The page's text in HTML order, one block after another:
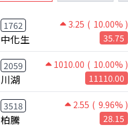
1762 3.25 ( 10.00% )
中化生 35.75
2059 1010.00 ( 10.00% )
川湖 11110.00
3518 2.55 ( 9.96% )
柏騰 28.15